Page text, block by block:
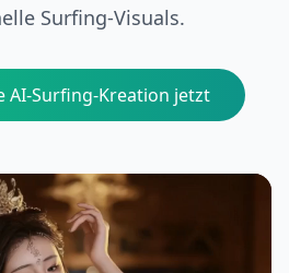
Surfing-Visuals.
AI-Surfing-Kreation jetzt